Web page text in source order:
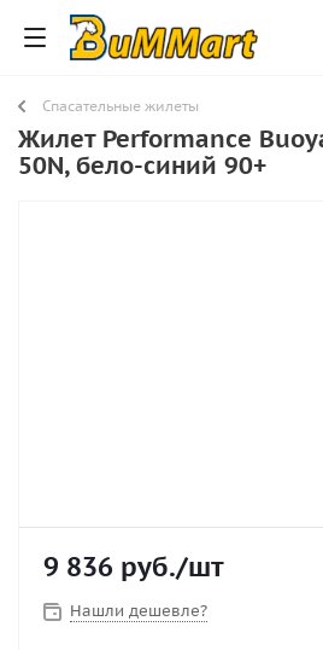
Спасательные жилеты
Жилет Performance
50N, бело-синий 90+
9 836 руб./шт
Нашли дешевле?